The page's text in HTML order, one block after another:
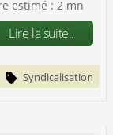
estimé : 2 mn
Lire la suite..
Syndicalisation